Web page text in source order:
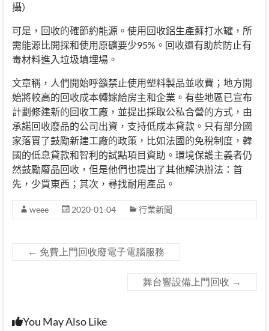
攝）
可是，回收的確節約能源。使用回收鋁生產蘇打水罐，所
需能源比開採和使用原礦要少95%。回收還有助於防止有
毒材料進入垃圾填埋場。
文章稱，人們開始呼籲禁止使用塑料製品並收費；地方開
始將較高的回收成本轉嫁給房主和企業。有些地區已宣布
計劃修建新的回收工廠，並提出採取公私合營的方式，由
承諾回收廢品的公司出資，支持低成本貸款。只有部分國
家落實了鼓勵新建工廠的政策，比如法國的免稅制度，韓
國的低息貸款和智利的試點項目資助。環境保護主義者仍
然鼓勵廢品回收，但是他們也提出了其他解決辦法：首
先，少買東西；其次，尋找耐用產品。
weee 2020-01-04 行業新聞
← 免費上門回收廢電子電腦服務
舞台響設備上門回收 →
You May Also Like